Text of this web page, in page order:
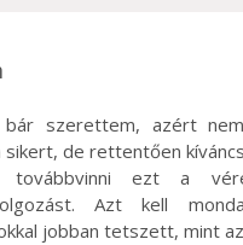
szerettem, azért
sikert, de rettentően
továbbvinni ezt a
Azt kell
jobban tetszett, mint